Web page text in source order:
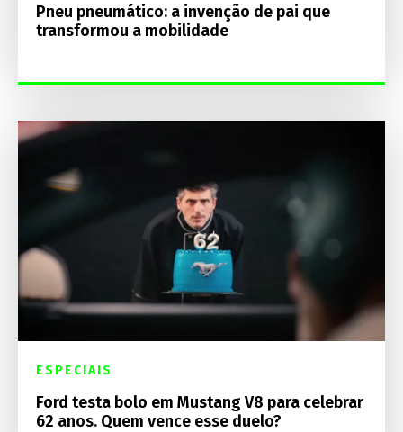
Pneu pneumático: a invenção de pai que
transformou a mobilidade
ESPECIAIS
Ford testa bolo em Mustang V8 para celebrar
62 anos. Quem vence esse duelo?